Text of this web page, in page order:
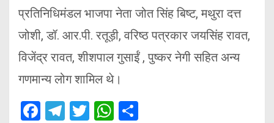
प्रतिनिधिमंडल भाजपा नेता जोत सिंह बिष्ट, मथुरा दत्त
जोशी, डॉ. आर.पी. रतूड़ी, वरिष्ठ पत्रकार जयसिंह रावत,
विजेंद्र रावत, शीशपाल गुसाईं , पुष्कर नेगी सहित अन्य
गणमान्य लोग शामिल थे।
F
T
T
W